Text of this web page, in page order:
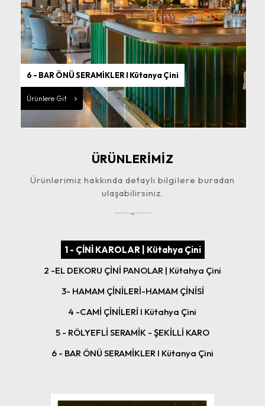
6 - BAR ÖNÜ SERAMİKLER I Kütanya Çini
Ürünlere Git
ÜRÜNLERİMİZ
Ürünlerimiz hakkında detaylı bilgilere buradan
ulaşabilirsiniz.
1 - ÇİNİ KAROLAR | Kütahya Çini
2 -EL DEKORU ÇİNİ PANOLAR | Kütahya Çini
3- HAMAM ÇİNİLERİ-HAMAM ÇİNİSİ
4 -CAMİ ÇİNİLERİ I Kütahya Çini
5 - RÖLYEFLİ SERAMİK - ŞEKİLLİ KARO
6 - BAR ÖNÜ SERAMİKLER I Kütanya Çini